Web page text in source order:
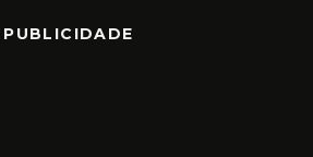
PUBLICIDADE